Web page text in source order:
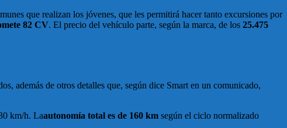
que realizan los jóvenes, que les permitirá hacer tanto excursiones por
82 CV. El precio del vehículo parte, según la marca, de los 25.475
además de otros detalles que, según dice Smart en un comunicado,
km/h. Laautonomía total es de 160 km según el ciclo normalizado